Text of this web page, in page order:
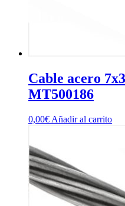
Cable acero
MT500186
0,00€ Añadir al carrito